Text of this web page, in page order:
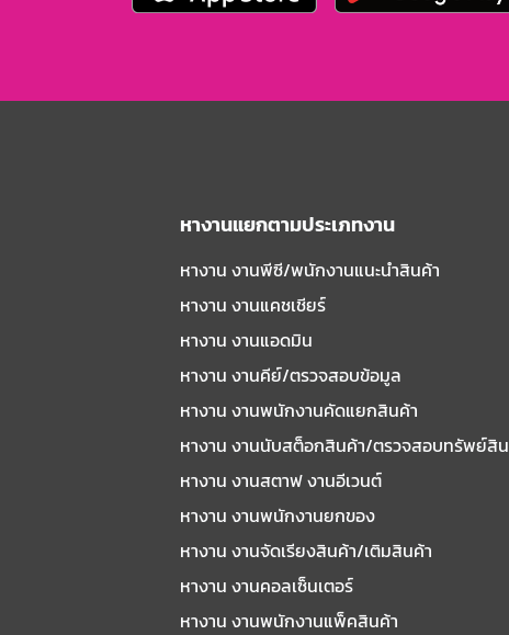
หางานแยกตามประเภทงาน
หางาน งานพีซี/พนักงานแนะนําสินค้า
หางาน งานแคชเชียร์
หางาน งานแอดมิน
หางาน งานคีย์/ตรวจสอบข้อมูล
หางาน งานพนักงานคัดแยกสินค้า
หางาน งานนับสต็อกสินค้า/ตรวจสอบทรัพย์สิน
หางาน งานสตาฟ งานอีเวนต์
หางาน งานพนักงานยกของ
หางาน งานจัดเรียงสินค้า/เติมสินค้า
หางาน งานคอลเซ็นเตอร์
หางาน งานพนักงานแพ็คสินค้า